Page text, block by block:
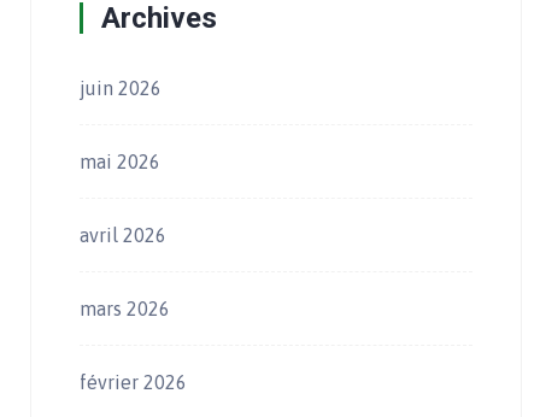
Archives
juin 2026
mai 2026
avril 2026
mars 2026
février 2026